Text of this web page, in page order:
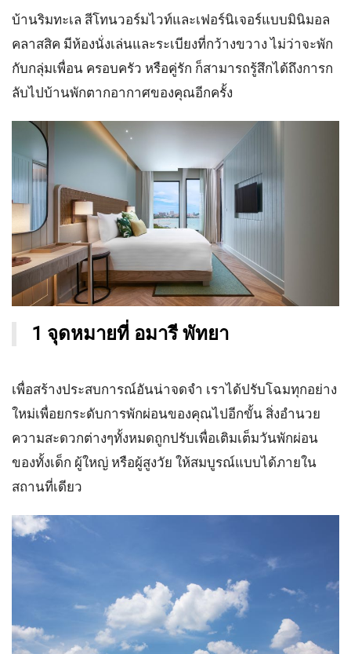
บ้านริมทะเล สีโทนวอร์มไวท์และเฟอร์นิเจอร์แบบมินิมอล
คลาสสิค มีห้องนั่งเล่นและระเบียงที่กว้างขวาง ไม่ว่าจะพัก
กับกลุ่มเพื่อน ครอบครัว หรือคู่รัก ก็สามารถรู้สึกได้ถึงการก
ลับไปบ้านพักตากอากาศของคุณอีกครั้ง
1 จุดหมายที่ อมารี พัทยา
เพื่อสร้างประสบการณ์อันน่าจดจำ เราได้ปรับโฉมทุกอย่าง
ใหม่เพื่อยกระดับการพักผ่อนของคุณไปอีกขั้น สิ่งอำนวย
ความสะดวกต่างๆทั้งหมดถูกปรับเพื่อเติมเต็มวันพักผ่อน
ของทั้งเด็ก ผู้ใหญ่ หรือผู้สูงวัย ให้สมบูรณ์แบบได้ภายใน
สถานที่เดียว